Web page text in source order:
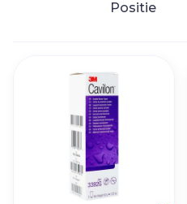
Sorteer op: